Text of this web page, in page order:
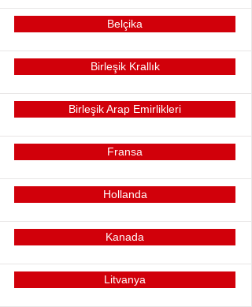
Belçika
Birleşik Krallık
Birleşik Arap Emirlikleri
Fransa
Hollanda
Kanada
Litvanya